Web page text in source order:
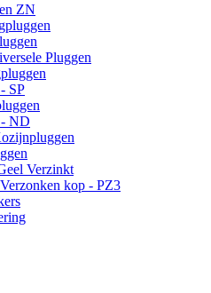
ZN
Pluggen
SP
- ND
Verzinkt
kop - PZ3